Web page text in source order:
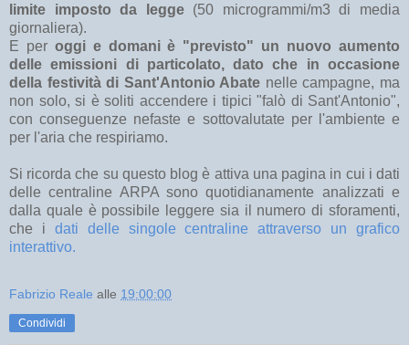
limite imposto da legge (50 microgrammi/m3 di media
giornaliera).
E per oggi e domani è "previsto" un nuovo aumento
delle emissioni di particolato, dato che in occasione
della festività di Sant'Antonio Abate nelle campagne, ma
non solo, si è soliti accendere i tipici "falò di Sant'Antonio",
con conseguenze nefaste e sottovalutate per l'ambiente e
per l'aria che respiriamo.
Si ricorda che su questo blog è attiva una pagina in cui i dati
delle centraline ARPA sono quotidianamente analizzati e
dalla quale è possibile leggere sia il numero di sforamenti,
che i dati delle singole centraline attraverso un grafico
interattivo.
Fabrizio Reale alle 19:00:00
Condividi